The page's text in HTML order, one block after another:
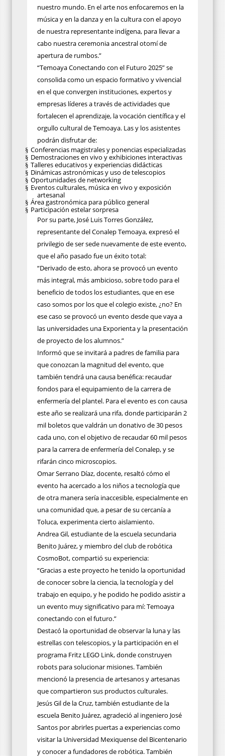
nuestro mundo. En el arte nos enfocaremos en la
música y en la danza y en la cultura con el apoyo
de nuestra representante indígena, para llevar a
cabo nuestra ceremonia ancestral otomí de
apertura de rumbos.”
“Temoaya Conectando con el Futuro 2025” se
consolida como un espacio formativo y vivencial
en el que convergen instituciones, expertos y
empresas líderes a través de actividades que
fortalecen el aprendizaje, la vocación científica y el
orgullo cultural de Temoaya. Las y los asistentes
podrán disfrutar de:
§ Conferencias magistrales y ponencias especializadas
§ Demostraciones en vivo y exhibiciones interactivas
§ Talleres educativos y experiencias didácticas
§ Dinámicas astronómicas y uso de telescopios
§ Oportunidades de networking
§ Eventos culturales, música en vivo y exposición
artesanal
§ Área gastronómica para público general
§ Participación estelar sorpresa
Por su parte, José Luis Torres González,
representante del Conalep Temoaya, expresó el
privilegio de ser sede nuevamente de este evento,
que el año pasado fue un éxito total:
“Derivado de esto, ahora se provocó un evento
más integral, más ambicioso, sobre todo para el
beneficio de todos los estudiantes, que en ese
caso somos por los que el colegio existe, ¿no? En
ese caso se provocó un evento desde que vaya a
las universidades una Exporienta y la presentación
de proyecto de los alumnos.”
Informó que se invitará a padres de familia para
que conozcan la magnitud del evento, que
también tendrá una causa benéfica: recaudar
fondos para el equipamiento de la carrera de
enfermería del plantel. Para el evento es con causa
este año se realizará una rifa, donde participarán 2
mil boletos que valdrán un donativo de 30 pesos
cada uno, con el objetivo de recaudar 60 mil pesos
para la carrera de enfermería del Conalep, y se
rifarán cinco microscopios.
Omar Serrano Díaz, docente, resaltó cómo el
evento ha acercado a los niños a tecnología que
de otra manera sería inaccesible, especialmente en
una comunidad que, a pesar de su cercanía a
Toluca, experimenta cierto aislamiento.
Andrea Gil, estudiante de la escuela secundaria
Benito Juárez, y miembro del club de robótica
CosmoBot, compartió su experiencia:
“Gracias a este proyecto he tenido la oportunidad
de conocer sobre la ciencia, la tecnología y del
trabajo en equipo, y he podido he podido asistir a
un evento muy significativo para mí: Temoaya
conectando con el futuro.”
Destacó la oportunidad de observar la luna y las
estrellas con telescopios, y la participación en el
programa Fritz LEGO Link, donde construyen
robots para solucionar misiones. También
mencionó la presencia de artesanos y artesanas
que compartieron sus productos culturales.
Jesús Gil de la Cruz, también estudiante de la
escuela Benito Juárez, agradeció al ingeniero José
Santos por abrirles puertas a experiencias como
visitar la Universidad Mexiquense del Bicentenario
y conocer a fundadores de robótica. También